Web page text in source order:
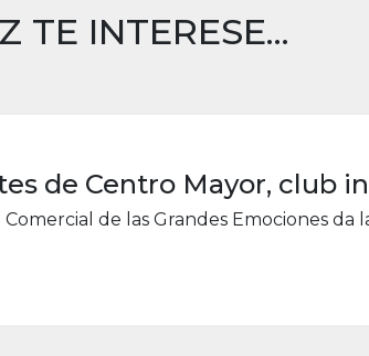
TE INTERESE...
de Centro Mayor, club
de las Grandes Emociones da